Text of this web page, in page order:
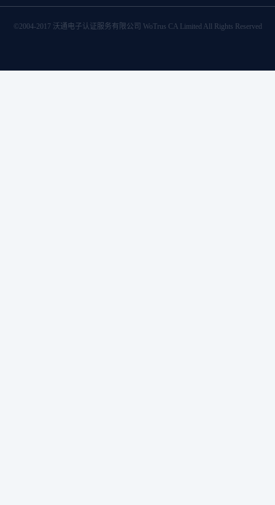
©2004-2017 沃通电子认证服务有限公司 WoTrus CA Limited All Rights Reserved